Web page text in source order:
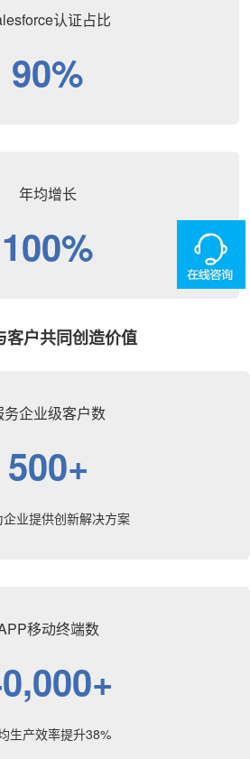
认证占比
90%
年均增长
100%
客户共同创造价值
务企业级客户数
500+
业提供创新解决方案
移动终端数
生产效率提升38%